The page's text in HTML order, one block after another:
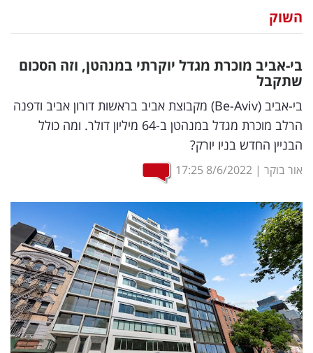
וצרכנות
דיגיטל
וטק
שיווק
ופרסום
מדדים
ומחקרים
דעות
רכילות
עסקית
השוק
בי-אביב מוכרת מגדל יוקרתי במנהטן, וזה הסכום
שתקבל
בי-אביב (Be-Aviv) מקבוצת אביב בראשות דורון אביב ודפנה
הרלב מוכרת מגדל במנהטן ב-64 מיליון דולר. ומה כולל
הבניין החדש בניו יורק?
אור בוקר |
8/6/2022
17:25